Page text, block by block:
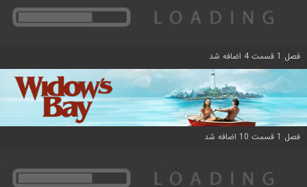
فصل 1 قسمت 4 اضافه شد
فصل 1 قسمت 10 اضافه شد